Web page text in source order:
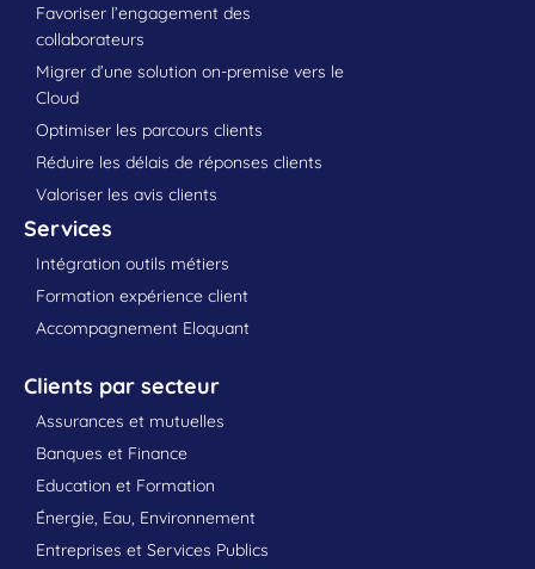
Favoriser l’engagement des
collaborateurs
Migrer d’une solution on-premise vers le
Cloud
Optimiser les parcours clients
Réduire les délais de réponses clients
Valoriser les avis clients
Services
Intégration outils métiers
Formation expérience client
Accompagnement Eloquant
Clients par secteur
Assurances et mutuelles
Banques et Finance
Education et Formation
Énergie, Eau, Environnement
Entreprises et Services Publics